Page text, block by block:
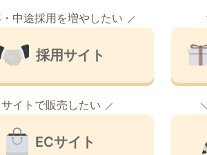
中途採用を増やしたい
採用サイト
サイトで販売したい
ECサイト